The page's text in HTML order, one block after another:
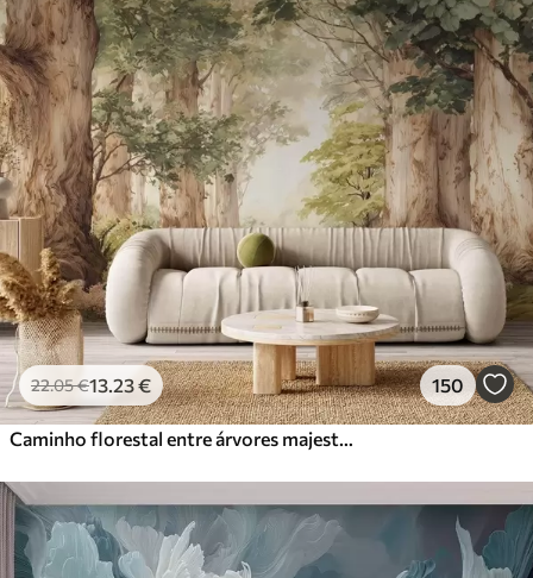
22.05€13 .23€ 150